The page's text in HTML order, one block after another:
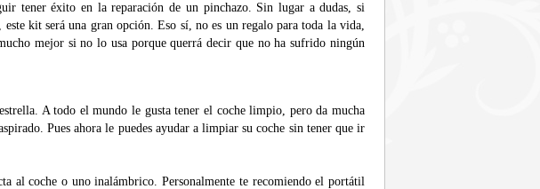
tener éxito en la reparación de un pinchazo. Sin lugar a dudas, si
kit será una gran opción. Eso sí, no es un regalo para toda la vida,
mejor si no lo usa porque querrá decir que no ha sufrido ningún
A todo el mundo le gusta tener el coche limpio, pero da mucha
Pues ahora le puedes ayudar a limpiar su coche sin tener que ir
al coche o uno inalámbrico. Personalmente te recomiendo el portátil